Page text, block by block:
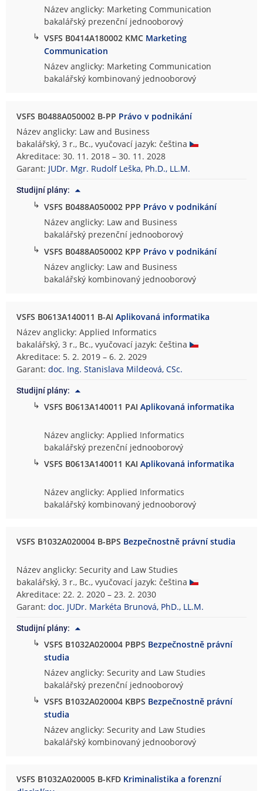
Název anglicky: Marketing Communication
bakalářský prezenční jednooborový
↳ VSFS B0414A180002 KMC Marketing
Communication
Název anglicky: Marketing Communication
bakalářský kombinovaný jednooborový
VSFS B0488A050002 B-PP Právo v podnikání
Název anglicky: Law and Business
bakalářský, 3 r., Bc., vyučovací jazyk: čeština
Akreditace: 30. 11. 2018 – 30. 11. 2028
Garant: JUDr. Mgr. Rudolf Leška, Ph.D., LL.M.
Studijní plány:
↳ VSFS B0488A050002 PPP Právo v podnikání
Název anglicky: Law and Business
bakalářský prezenční jednooborový
↳ VSFS B0488A050002 KPP Právo v podnikání
Název anglicky: Law and Business
bakalářský kombinovaný jednooborový
VSFS B0613A140011 B-AIAplikovaná informatika
Název anglicky: Applied Informatics
bakalářský, 3 r., Bc., vyučovací jazyk: čeština
Akreditace: 5. 2. 2019 – 6. 2. 2029
Garant:doc. Ing. Stanislava Mildeová, CSc.
Studijní plány:
↳ VSFS B0613A140011 PAIAplikovaná informatika
Název anglicky: Applied Informatics
bakalářský prezenční jednooborový
↳ VSFS B0613A140011 KAIAplikovaná informatika
Název anglicky: Applied Informatics
bakalářský kombinovaný jednooborový
VSFS B1032A020004 B-BPS Bezpečnostně právní studia
Název anglicky: Security and Law Studies
bakalářský, 3 r., Bc., vyučovací jazyk: čeština
Akreditace: 22. 2. 2020 – 23. 2. 2030
Garant:doc. JUDr. Markéta Brunová, PhD., LL.M.
Studijní plány:
↳ VSFS B1032A020004 PBPS Bezpečnostně právní
studia
Název anglicky: Security and Law Studies
bakalářský prezenční jednooborový
↳ VSFS B1032A020004 KBPS Bezpečnostně právní
studia
Název anglicky: Security and Law Studies
bakalářský kombinovaný jednooborový
VSFS B1032A020005 B-KFD Kriminalistika a forenzní